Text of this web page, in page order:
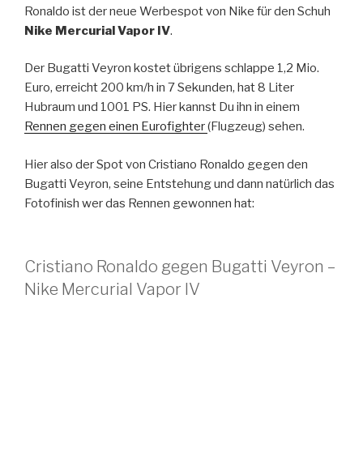
Ronaldo ist der neue Werbespot von Nike für den Schuh
Nike Mercurial Vapor IV.
Der Bugatti Veyron kostet übrigens schlappe 1,2 Mio.
Euro, erreicht 200 km/h in 7 Sekunden, hat 8 Liter
Hubraum und 1001 PS. Hier kannst Du ihn in einem
Rennen gegen einen Eurofighter(Flugzeug) sehen.
Hier also der Spot von Cristiano Ronaldo gegen den
Bugatti Veyron, seine Entstehung und dann natürlich das
Fotofinish wer das Rennen gewonnen hat:
Cristiano Ronaldo gegen Bugatti Veyron –
Nike Mercurial Vapor IV